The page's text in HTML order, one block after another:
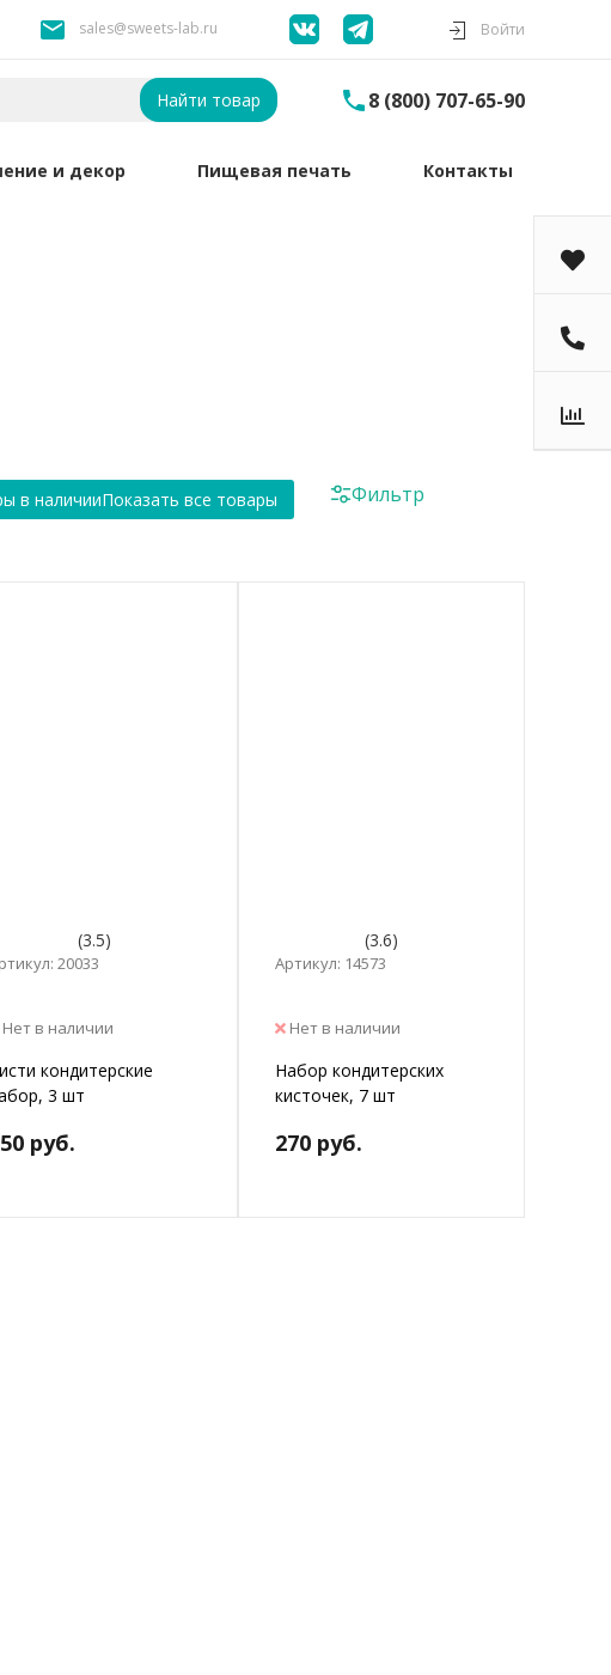
sales@sweets-lab.ru Войти
Найти товар 8 (800) 707-65-90
и декор Пищевая печать Контакты
в наличииПоказать все товары Фильтр
(3.5)
20033
Нет в наличии
кондитерские
3 шт
руб.
(3.6)
Артикул: 14573
Нет в наличии
Набор кондитерских
кисточек, 7 шт
270 руб.